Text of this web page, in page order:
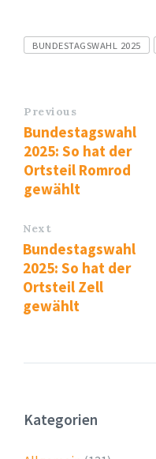
Tags
BUNDESTAGSWAHL 2025
Previous
Bundestagswahl
2025: So hat der
Ortsteil Romrod
gewählt
Next
Bundestagswahl
2025: So hat der
Ortsteil Zell
gewählt
Kategorien